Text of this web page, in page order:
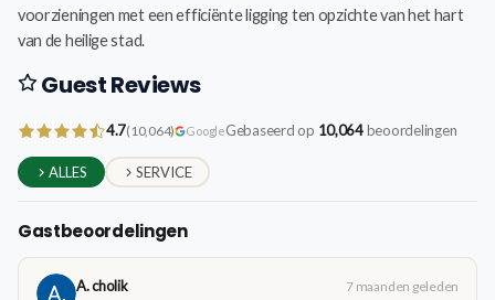
voorzieningen met een efficiënte ligging ten opzichte van het hart
van de heilige stad.
Guest Reviews
4.7(10,064) GoogleGebaseerd op 10,064beoordelingen
ALLES SERVICE
Gastbeoordelingen
A. cholik
7 maanden geleden